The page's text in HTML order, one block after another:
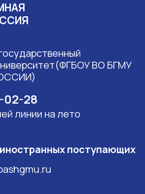
ВО БГМУ
02-28
линии на лето
поступающих